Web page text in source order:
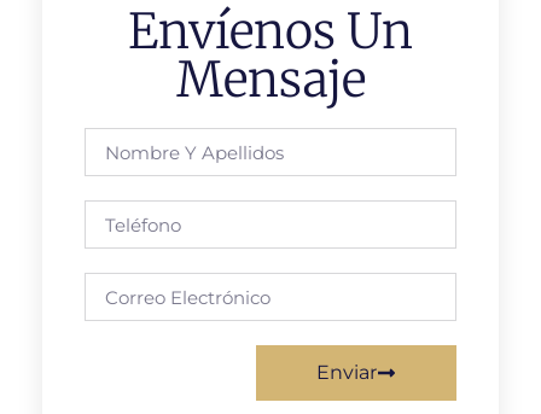
Envíenos Un
Mensaje
Enviar